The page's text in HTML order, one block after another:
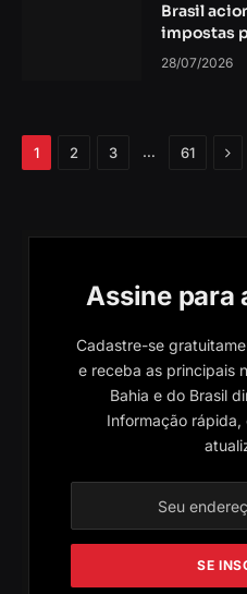
Brasil
impostas
28/07/2026
1 2 3 … 61
Assine para
Cadastre-se
e receba as principais
Bahia e do Brasil
Informação